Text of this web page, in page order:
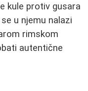
kule protiv gusara
u njemu nalazi
rimskom
autentične